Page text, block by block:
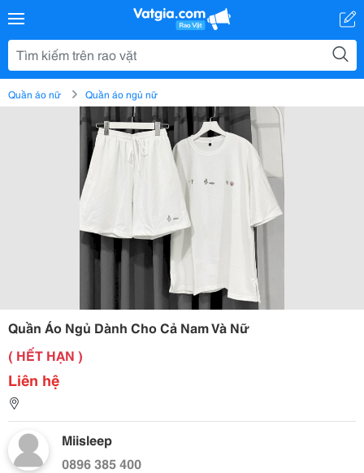
Quần áo nữ Quần áo ngủ nữ
Quần Áo Ngủ Dành Cho Cả Nam Và Nữ
( HẾT HẠN )
Liên hệ
Miisleep
0896 385 400